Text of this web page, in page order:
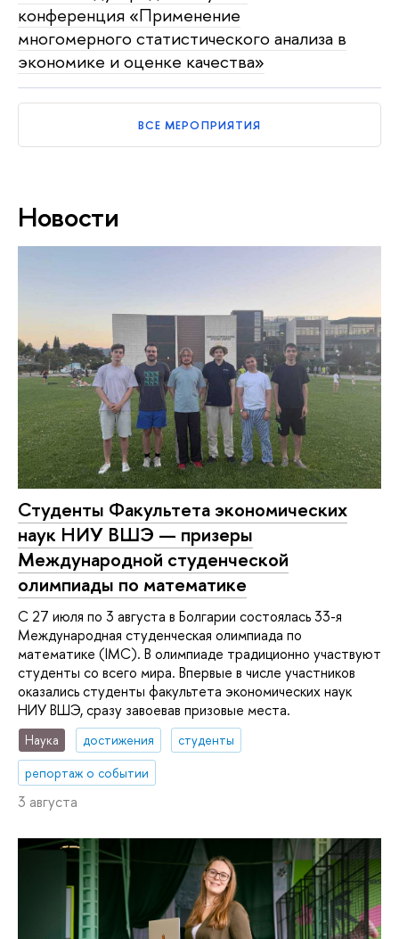
конференция «Применение
многомерного статистического анализа в
экономике и оценке качества»
ВСЕ МЕРОПРИЯТИЯ
Новости
Студенты Факультета экономических
наук НИУ ВШЭ — призеры
Международной студенческой
олимпиады по математике
С 27 июля по 3 августа в Болгарии состоялась 33-я
Международная студенческая олимпиада по
математике (IMC). В олимпиаде традиционно участвуют
студенты со всего мира. Впервые в числе участников
оказались студенты факультета экономических наук
НИУ ВШЭ, сразу завоевав призовые места.
Наука достижения
студенты
репортаж о событии
3 августа